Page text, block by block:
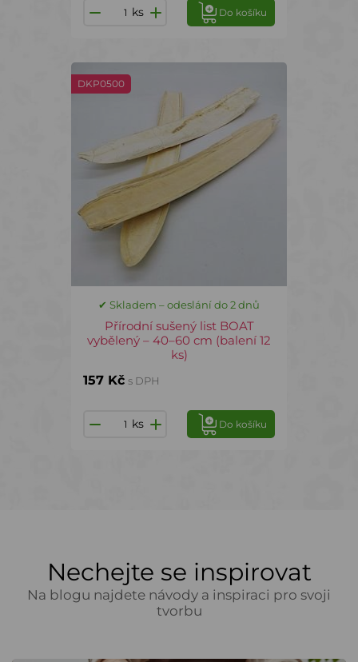
ks Do košíku
DKP0500
✔ Skladem – odeslání do 2 dnů
Přírodní sušený list BOAT
vybělený – 40–60 cm (balení 12
ks)
157 Kč s DPH
ks Do košíku
Nechejte se inspirovat
Na blogu najdete návody a inspiraci pro svoji
tvorbu